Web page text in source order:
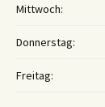
Mittwoch:
Donnerstag:
Freitag: